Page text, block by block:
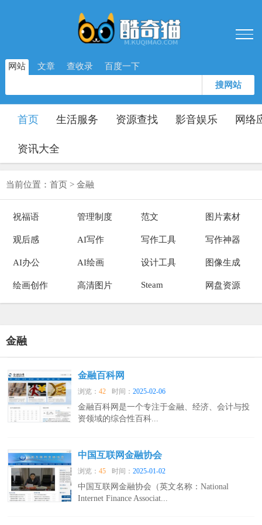
网站 文章 查收录 百度一下
搜网站
首页 生活服务 资源查找 影音娱乐 网络
资讯大全
当前位置： 首页 > 金融
祝福语 管理制度 范文 图片素材
观后感 AI写作 写作工具 写作神器
AI办公 AI绘画 设计工具 图像生成
绘画创作 高清图片 Steam 网盘资源
金融
金融百科网
浏览：42 时间：2025-02-06
金融百科网是一个专注于金融、经济、会计与投
资领域的综合性百科...
中国互联网金融协会
浏览：45 时间：2025-01-02
中国互联网金融协会（英文名称：National
Internet Finance Associat...